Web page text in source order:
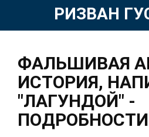
РИЗВАН
ФАЛЬШИВАЯ
ИСТОРИЯ,
"ЛАГУНДОЙ" -
ПОДРОБНОСТИ